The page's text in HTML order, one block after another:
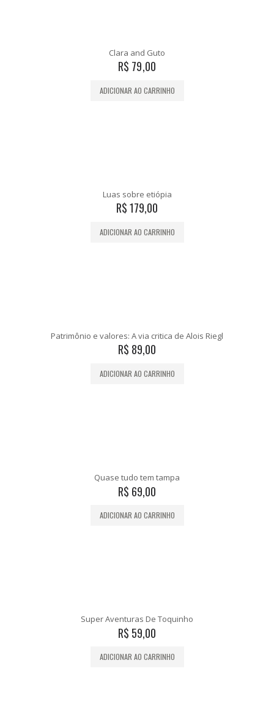
Clara and Guto
R$ 79,00
ADICIONAR AO CARRINHO
Luas sobre etiópia
R$179,00
ADICIONAR AO CARRINHO
Patrimônio e valores: A via critica de Alois Riegl
R$ 89,00
ADICIONAR AO CARRINHO
Quase tudo tem tampa
R$ 69,00
ADICIONAR AO CARRINHO
Super Aventuras De Toquinho
R$ 59,00
ADICIONAR AO CARRINHO